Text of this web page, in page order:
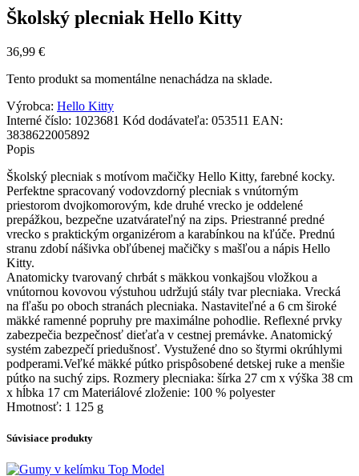
Školský plecniak Hello Kitty
36,99 €
Tento produkt sa momentálne nenachádza na sklade.
Výrobca: Hello Kitty
Interné číslo: 1023681 Kód dodávateľa: 053511 EAN:
3838622005892
Popis
Školský plecniak s motívom mačičky Hello Kitty, farebné kocky.
Perfektne spracovaný vodovzdorný plecniak s vnútorným
priestorom dvojkomorovým, kde druhé vrecko je oddelené
prepážkou, bezpečne uzatvárateľný na zips. Priestranné predné
vrecko s praktickým organizérom a karabínkou na kľúče. Prednú
stranu zdobí nášivka obľúbenej mačičky s mašľou a nápis Hello
Kitty.
Anatomicky tvarovaný chrbát s mäkkou vonkajšou vložkou a
vnútornou kovovou výstuhou udržujú stály tvar plecniaka. Vrecká
na fľašu po oboch stranách plecniaka. Nastaviteľné a 6 cm široké
mäkké ramenné popruhy pre maximálne pohodlie. Reflexné prvky
zabezpečia bezpečnosť dieťaťa v cestnej premávke. Anatomický
systém zabezpečí priedušnosť. Vystužené dno so štyrmi okrúhlymi
podperami.Veľké mäkké pútko prispôsobené detskej ruke a menšie
pútko na suchý zips. Rozmery plecniaka: šírka 27 cm x výška 38 cm
x hĺbka 17 cm Materiálové zloženie: 100 % polyester
Hmotnosť: 1 125 g
Súvisiace produkty